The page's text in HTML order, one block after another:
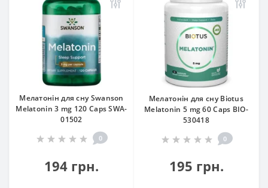
Мелатонін для сну Swanson
Melatonin 3 mg 120 Caps SWA-
01502
0
194 грн.
Мелатонін для сну Biotus
Melatonin 5 mg 60 Caps BIO-
530418
0
195 грн.